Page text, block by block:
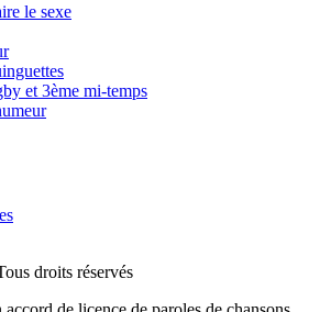
le sexe
et 3ème mi-temps
droits réservés